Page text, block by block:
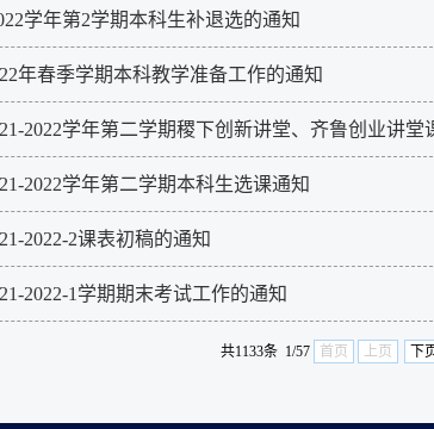
学年第2学期本科生补退选的通知
年春季学期本科教学准备工作的通知
2022学年第二学期稷下创新讲堂、齐鲁创业讲堂
2022学年第二学期本科生选课通知
2022-2课表初稿的通知
2022-1学期期末考试工作的通知
共1133条 1/57 首页 上页 下